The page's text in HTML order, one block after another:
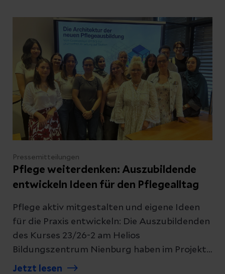
verbindet die Fachabteilung medizinische,
psychologische und therapeutische Ansätze.
Aufgrund der weiterhin hohen Nachfrage
erweitert die Schmerzklinik nun ihre
Kapazitäten: Künftig können rund ein Drittel
mehr Patientinnen und Patienten stationär
behandelt werden. Gleichzeitig wird das
multiprofessionelle Team weiter verstärkt.
Pressemitteilungen
Pflege weiterdenken: Auszubildende
entwickeln Ideen für den Pflegealltag
Pflege aktiv mitgestalten und eigene Ideen
für die Praxis entwickeln: Die Auszubildenden
des Kurses 23/26-2 am Helios
Bildungszentrum Nienburg haben im Projekt
„Pflege weiterdenken“ aktuelle
Jetzt lesen